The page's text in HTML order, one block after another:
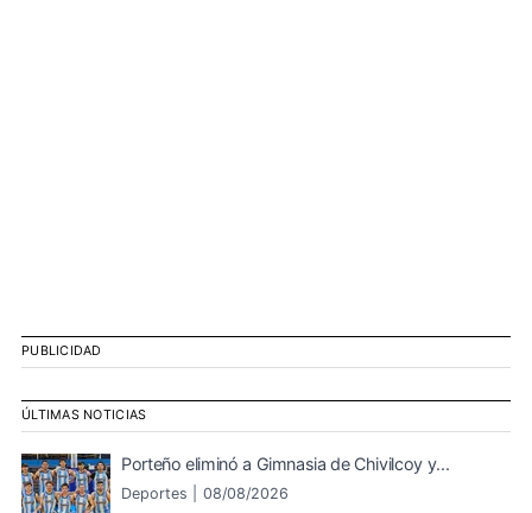
PUBLICIDAD
ÚLTIMAS NOTICIAS
Porteño eliminó a Gimnasia de Chivilcoy y...
Deportes | 08/08/2026